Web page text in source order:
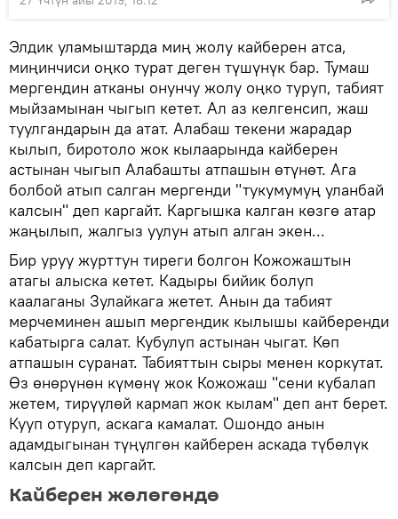
Элдик уламыштарда миң жолу кайберен атса,
миңинчиси оңко турат деген түшүнүк бар. Тумаш
мергендин атканы онунчу жолу оңко туруп, табият
мыйзамынан чыгып кетет. Ал аз келгенсип, жаш
туулгандарын да атат. Алабаш текени жарадар
кылып, биротоло жок кылаарында кайберен
астынан чыгып Алабашты атпашын өтүнөт. Ага
болбой атып салган мергенди "тукумумуң уланбай
калсын" деп каргайт. Каргышка калган көзгө атар
жаңылып, жалгыз уулун атып алган экен...
Бир уруу журттун тиреги болгон Кожожаштын
атагы алыска кетет. Кадыры бийик болуп
каалаганы Зулайкага жетет. Анын да табият
мерчеминен ашып мергендик кылышы кайберенди
кабатырга салат. Кубулуп астынан чыгат. Көп
атпашын суранат. Табияттын сыры менен коркутат.
Өз өнөрүнөн күмөнү жок Кожожаш "сени кубалап
жетем, тирүүлөй кармап жок кылам" деп ант берет.
Кууп отуруп, аскага камалат. Ошондо анын
адамдыгынан түңүлгөн кайберен аскада түбөлүк
калсын деп каргайт.
Кайберен жөлөгөндө